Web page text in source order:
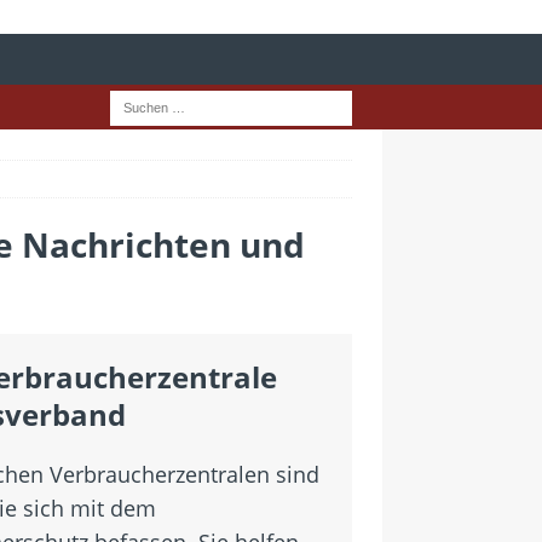
Nachrichten und
Verbraucherzentralen sind
sich mit dem